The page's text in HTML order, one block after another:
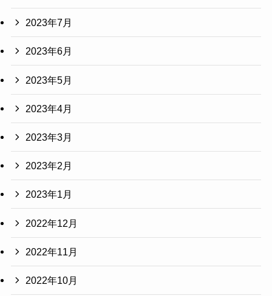
2023年7月
2023年6月
2023年5月
2023年4月
2023年3月
2023年2月
2023年1月
2022年12月
2022年11月
2022年10月